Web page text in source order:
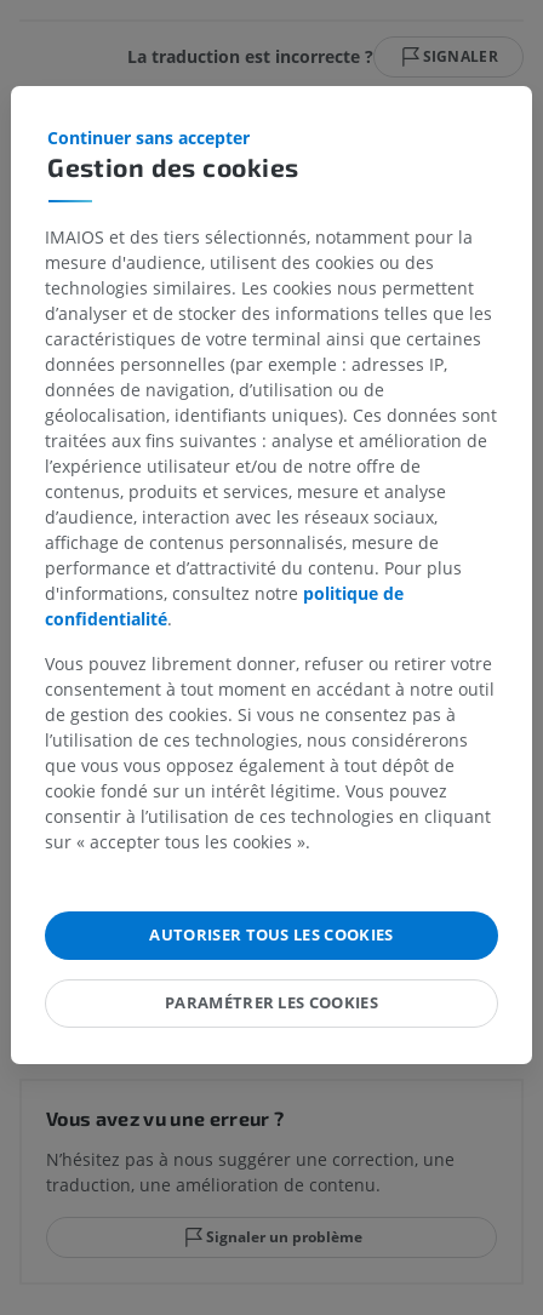
La traduction est incorrecte ? SIGNALER
Galerie
Hiérarchie anatomique
Anatomie humaine 2
Systèmes génitaux> Système génital féminin>
Organes génitaux internes féminins> Epoophoron
Structures sous-jacentes :
Conduit longitudinal de l'epoophoron
Appendices vésiculeux
Traductions
Vous avez vu une erreur ?
N’hésitez pas à nous suggérer une correction, une
traduction, une amélioration de contenu.
Signaler un problème
Gestion des cookies
Continuer sans accepter
IMAIOS et des tiers sélectionnés, notamment pour la
mesure d'audience, utilisent des cookies ou des
technologies similaires. Les cookies nous permettent
d’analyser et de stocker des informations telles que les
caractéristiques de votre terminal ainsi que certaines
données personnelles (par exemple : adresses IP,
données de navigation, d’utilisation ou de
géolocalisation, identifiants uniques). Ces données sont
traitées aux fins suivantes : analyse et amélioration de
l’expérience utilisateur et/ou de notre offre de
contenus, produits et services, mesure et analyse
d’audience, interaction avec les réseaux sociaux,
affichage de contenus personnalisés, mesure de
performance et d’attractivité du contenu. Pour plus
d'informations, consultez notre politique de
confidentialité.
Vous pouvez librement donner, refuser ou retirer votre
consentement à tout moment en accédant à notre outil
de gestion des cookies. Si vous ne consentez pas à
l’utilisation de ces technologies, nous considérerons
que vous vous opposez également à tout dépôt de
cookie fondé sur un intérêt légitime. Vous pouvez
consentir à l’utilisation de ces technologies en cliquant
sur « accepter tous les cookies ».
AUTORISER TOUS LES COOKIES
PARAMÉTRER LES COOKIES